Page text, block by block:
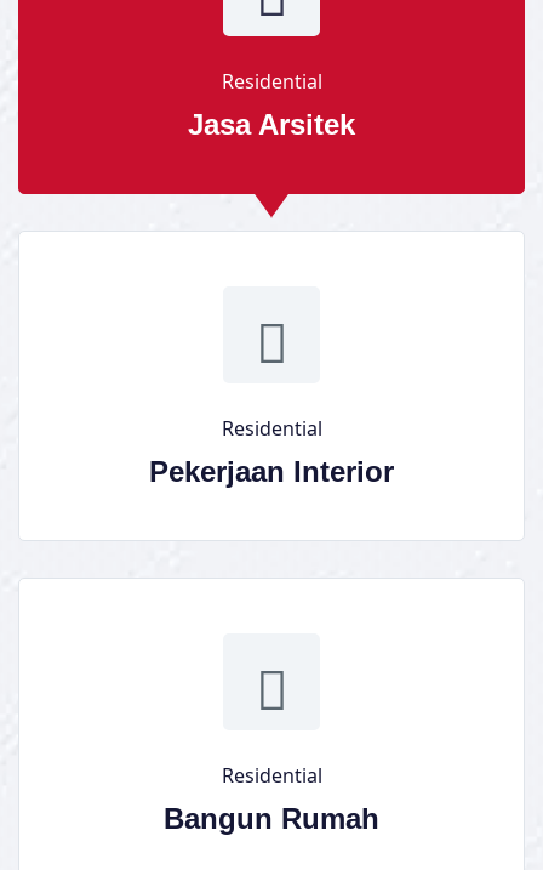
Residential
Jasa Arsitek
Residential
Pekerjaan Interior
Residential
Bangun Rumah